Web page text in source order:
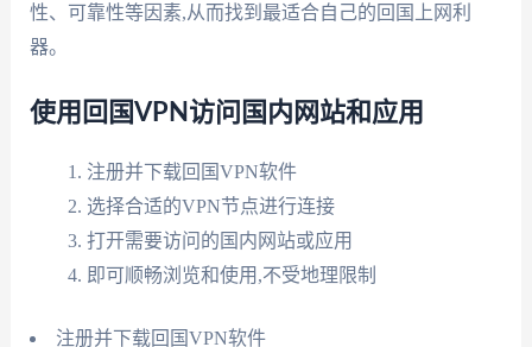
性、可靠性等因素,从而找到最适合自己的回国上网利
器。
使用回国VPN访问国内网站和应用
注册并下载回国VPN软件
选择合适的VPN节点进行连接
打开需要访问的国内网站或应用
即可顺畅浏览和使用,不受地理限制
注册并下载回国VPN软件